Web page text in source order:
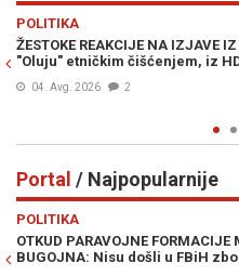
POLITIKA
ŽESTOKE REAKCIJE NA IZJAVE
"Oluju" etničkim čišćenjem, iz
04. Avg. 2026 2
Portal / Najpopularnije
POLITIKA
OTKUD PARAVOJNE
BUGOJNA: Nisu došli u FBiH